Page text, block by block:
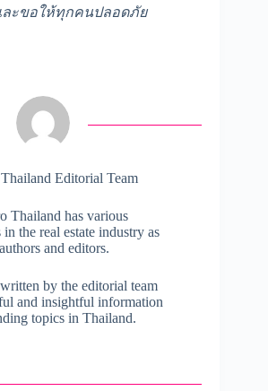
ะขอให้ทุกคนปลอดภัย
Editorial Team
Thailand has various
the real estate industry as
and editors.
by the editorial team
and insightful information
topics in Thailand.